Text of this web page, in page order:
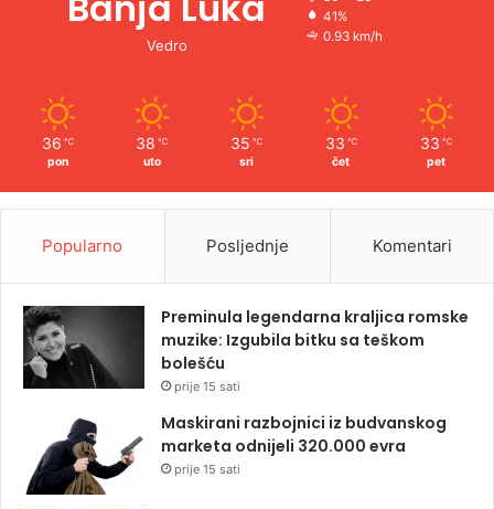
Vedro
41%
0.93 km/h
36 ℃
pon
38 ℃
uto
35 ℃
sri
33 ℃
čet
33 ℃
pet
Popularno Posljednje Komentari
Preminula legendarna kraljica romske
muzike: Izgubila bitku sa teškom
bolešću
prije 15 sati
Maskirani razbojnici iz budvanskog
marketa odnijeli 320.000 evra
prije 15 sati